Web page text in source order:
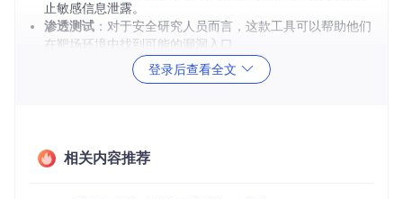
止敏感信息泄露。
渗透测试 ：对于安全研究人员而言，这款工具可以帮助他们
在靶场环境中找到可能的漏洞入口。
：定期使用webdirscan扫描网站，有助于及时发
现并修复安全风险。
简单易用：命令行界面简洁明了，只需提供待扫描的网站地
登录后查看全文
相关内容推荐